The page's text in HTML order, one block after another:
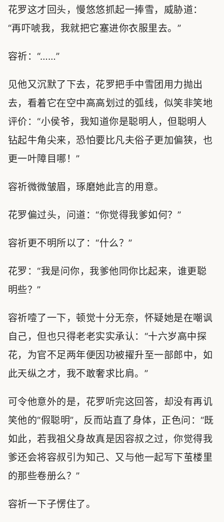
花罗这才回头，慢悠悠抓起一捧雪，威胁道：
“再吓唬我，我就把它塞进你衣服里去。”
容祈：“……”
见他又沉默了下去，花罗把手中雪团用力抛出
去，看着它在空中高高划过的弧线，似笑非笑地
评价：“小侯爷，我知道你是聪明人，但聪明人
钻起牛角尖来，恐怕要比凡夫俗子更加偏狭，也
更一叶障目哪！”
容祈微微皱眉，琢磨她此言的用意。
花罗偏过头，问道：“你觉得我爹如何？”
容祈更不明所以了：“什么？”
花罗：“我是问你，我爹他同你比起来，谁更聪
明些？”
容祈噎了一下，顿觉十分无奈，怀疑她是在嘲讽
自己，但也只得老老实实承认：“十六岁高中探
花，为官不足两年便因功被擢升至一部郎中，如
此天纵之才，我不敢奢求比肩。”
可令他意外的是，花罗听完这回答，却没有再讥
笑他的“假聪明”，反而站直了身体，正色问：“既
如此，若我祖父身故真是因容叔之过，你觉得我
爹还会将容叔引为知己、又与他一起写下茧楼里
的那些卷册么？”
容祈一下子愣住了。